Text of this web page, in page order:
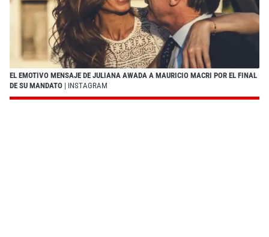
EL EMOTIVO MENSAJE DE JULIANA AWADA A MAURICIO MACRI POR EL FINAL
DE SU MANDATO | INSTAGRAM